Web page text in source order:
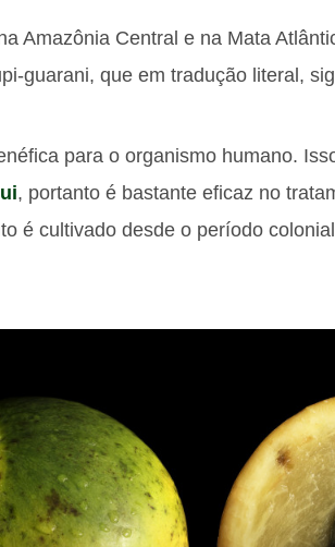
Amazônia Central e na Mata
guarani, que em tradução literal,
para o organismo humano.
, portanto é bastante eficaz no
é cultivado desde o período